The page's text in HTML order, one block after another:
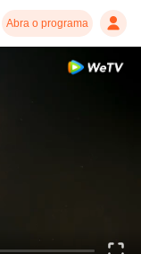
Abra o programa
reprodução suave